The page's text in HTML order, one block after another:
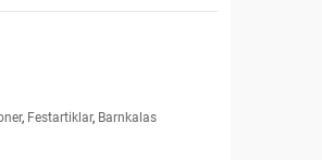
, Festartiklar, Barnkalas